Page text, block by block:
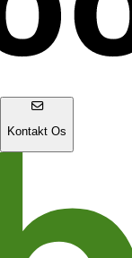
Kontakt Os